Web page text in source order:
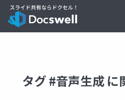
タグ #音声生成 に